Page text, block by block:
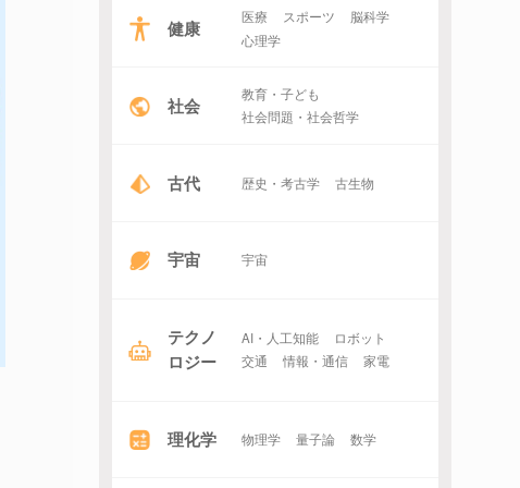
健康 医療 スポーツ
脳科学
心理学
社会
教育・子ども
社会問題・社会哲学
古代 歴史・考古学 古生物
宇宙 宇宙
テクノ
ロジー
AI・人工知能
ロボット
交通
情報・通信 家電
理化学 物理学 量子論 数学